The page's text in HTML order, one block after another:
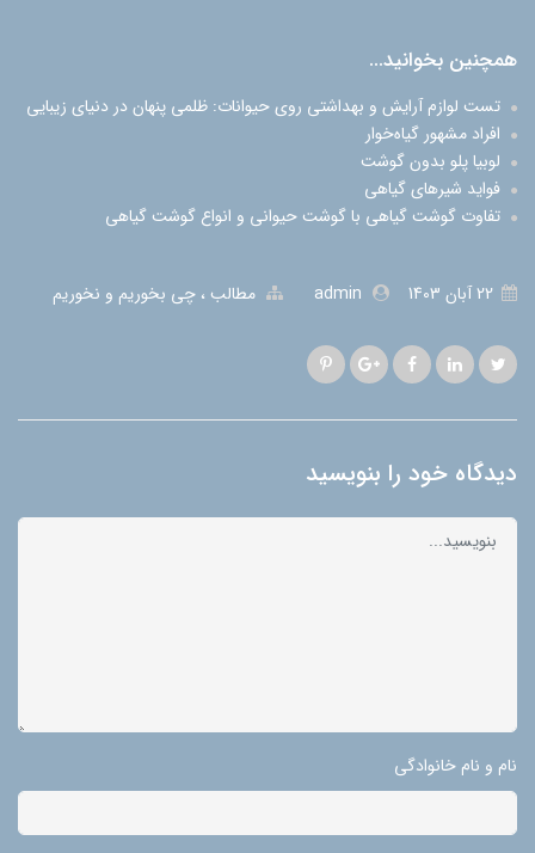
همچنین بخوانید...
تست لوازم آرایش و بهداشتی روی حیوانات: ظلمی پنهان در دنیای زیبایی
افراد مشهور گیاه‌خوار
لوبیا پلو بدون گوشت
فواید شیرهای گیاهی
تفاوت گوشت گیاهی با گوشت حیوانی و انواع گوشت گیاهی
admin مطالب چی بخوریم و نخوریم
دیدگاه خود را بنویسید
نام و نام خانوادگی